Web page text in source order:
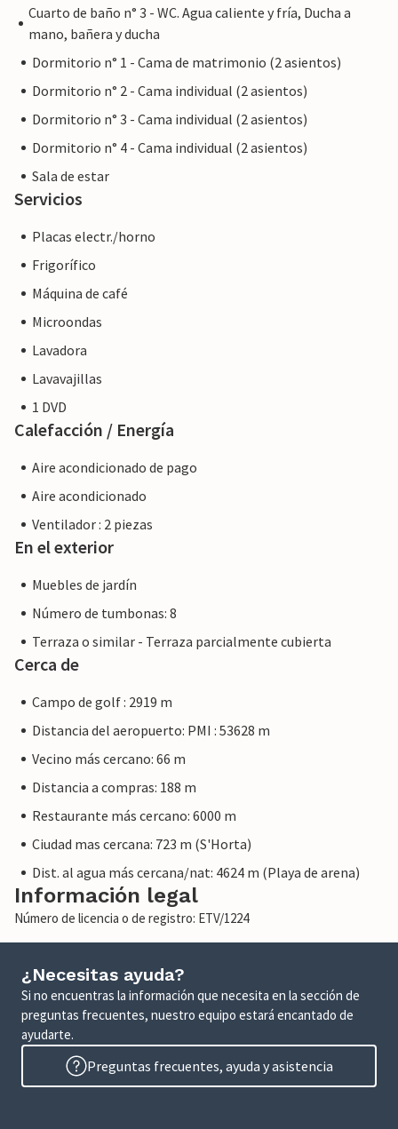
Cuarto de baño n° 3 - WC. Agua caliente y fría, Ducha a
mano, bañera y ducha
Dormitorio n° 1 - Cama de matrimonio (2 asientos)
Dormitorio n° 2 - Cama individual (2 asientos)
Dormitorio n° 3 - Cama individual (2 asientos)
Dormitorio n° 4 - Cama individual (2 asientos)
Sala de estar
Servicios
Placas electr./horno
Frigorífico
Máquina de café
Microondas
Lavadora
Lavavajillas
1 DVD
Calefacción / Energía
Aire acondicionado de pago
Aire acondicionado
Ventilador : 2 piezas
En el exterior
Muebles de jardín
Número de tumbonas: 8
Terraza o similar - Terraza parcialmente cubierta
Cerca de
Campo de golf : 2919 m
Distancia del aeropuerto: PMI : 53628 m
Vecino más cercano: 66 m
Distancia a compras: 188 m
Restaurante más cercano: 6000 m
Ciudad mas cercana: 723 m (S'Horta)
Dist. al agua más cercana/nat: 4624 m (Playa de arena)
Información legal
Número de licencia o de registro: ETV/1224
¿Necesitas ayuda?
Si no encuentras la información que necesita en la sección de
preguntas frecuentes, nuestro equipo estará encantado de
ayudarte.
Preguntas frecuentes, ayuda y asistencia